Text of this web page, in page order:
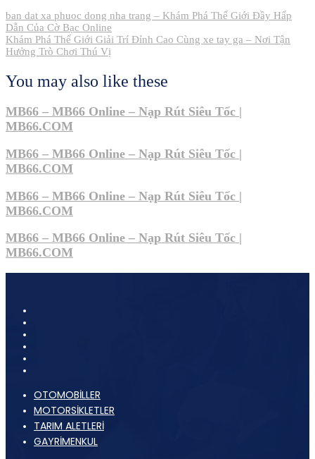
Post
navigation
ban dat xa phuoc dong nha trang – Khám Phá Thế Giới Đầy Hấp
Dẫn Của Cờ Bạc Online
Khám Phá Thế Giới Giải Trí Đỉnh Cao Cùng xe tay ga – Nơi Tận
Hưởng Trò Chơi Thú Vị
You may also like these
MB66 – MB66 Online – Nạp Rút Siêu Tốc |
MB66.COM
MB66 – MB66 Online – Nạp Rút Siêu Tốc |
MB66.COM
MB66 – MB66 Online – Nạp Rút Siêu Tốc |
MB66.COM
MB66 – MB66 Online – Nạp Rút Siêu Tốc |
MB66.COM
OTOMOBİLLER
MOTORSİKLETLER
TARIM ALETLERİ
GAYRİMENKUL